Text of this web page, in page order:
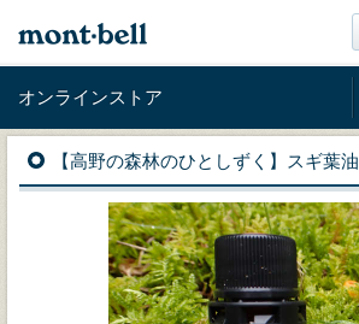
オンラインストア
【高野の森林のひとしずく】スギ葉油